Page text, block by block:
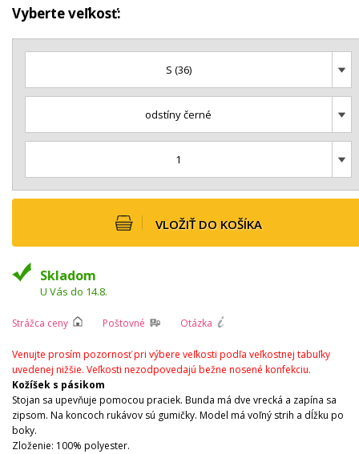
Vyberte veľkosť:
S (36)
odstíny černé
1
VLOŽIŤ DO KOŠÍKA
Skladom
U Vás do 14.8.
Strážca ceny Poštovné Otázka
Venujte prosím pozornosť pri výbere veľkosti podľa veľkostnej tabuľky
uvedenej nižšie. Veľkosti nezodpovedajú bežne nosené konfekciu.
Kožíšek s pásikom
Stojan sa upevňuje pomocou praciek. Bunda má dve vrecká a zapína sa
zipsom. Na koncoch rukávov sú gumičky. Model má voľný strih a dĺžku po
boky.
Zloženie: 100% polyester.